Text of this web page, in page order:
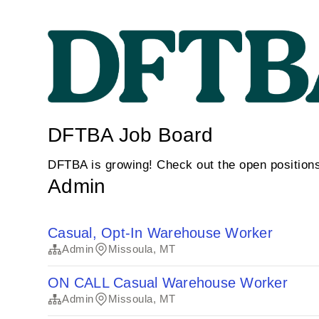
DFTBA Job Board
DFTBA is growing! Check out the open
Admin
Casual, Opt-In Warehouse Worker
Admin Missoula, MT
ON CALL Casual Warehouse Worker
Admin Missoula, MT